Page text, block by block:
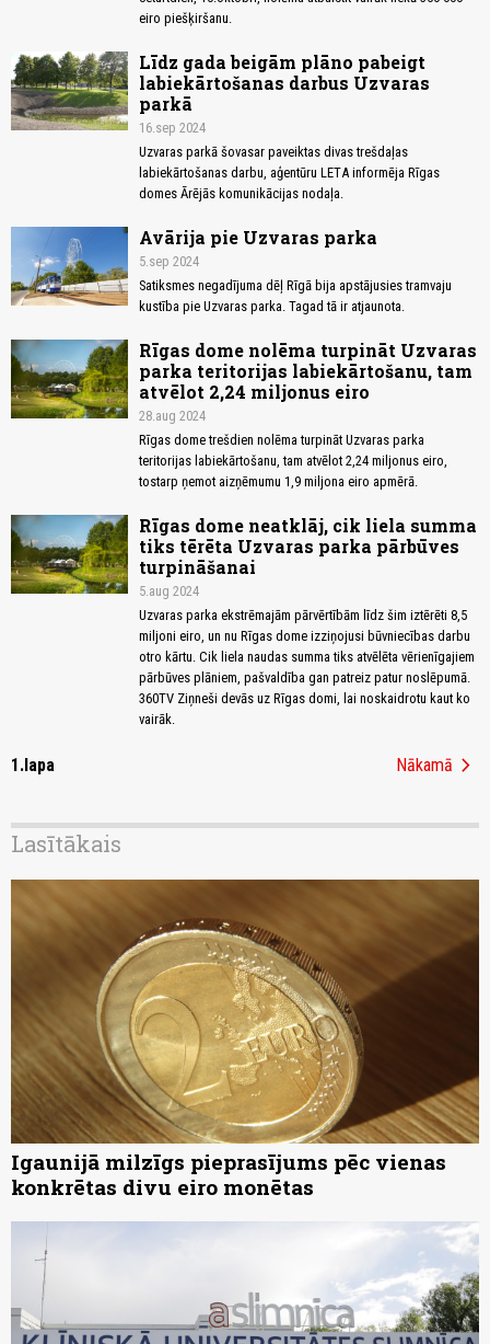
eiro piešķiršanu.
Līdz gada beigām plāno pabeigt
labiekārtošanas darbus Uzvaras
parkā
16.sep 2024
Uzvaras parkā šovasar paveiktas divas trešdaļas
labiekārtošanas darbu, aģentūru LETA informēja Rīgas
domes Ārējās komunikācijas nodaļa.
Avārija pie Uzvaras parka
5.sep 2024
Satiksmes negadījuma dēļ Rīgā bija apstājusies tramvaju
kustība pie Uzvaras parka. Tagad tā ir atjaunota.
Rīgas dome nolēma turpināt Uzvaras
parka teritorijas labiekārtošanu, tam
atvēlot 2,24 miljonus eiro
28.aug 2024
Rīgas dome trešdien nolēma turpināt Uzvaras parka
teritorijas labiekārtošanu, tam atvēlot 2,24 miljonus eiro,
tostarp ņemot aizņēmumu 1,9 miljona eiro apmērā.
Rīgas dome neatklāj, cik liela summa
tiks tērēta Uzvaras parka pārbūves
turpināšanai
5.aug 2024
Uzvaras parka ekstrēmajām pārvērtībām līdz šim iztērēti 8,5
miljoni eiro, un nu Rīgas dome izziņojusi būvniecības darbu
otro kārtu. Cik liela naudas summa tiks atvēlēta vērienīgajiem
pārbūves plāniem, pašvaldība gan patreiz patur noslēpumā.
360TV Ziņneši devās uz Rīgas domi, lai noskaidrotu kaut ko
vairāk.
1.lapa Nākamā chevron_right
Lasītākais
Igaunijā milzīgs pieprasījums pēc vienas
konkrētas divu eiro monētas